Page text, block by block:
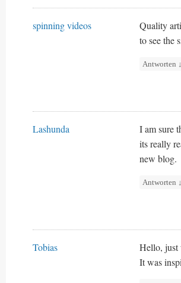
spinning videos
Quality
to see the
Antworten ↓
Lashunda
I am sure
its really
new blog.
Antworten ↓
Tobias
Hello, just
It was